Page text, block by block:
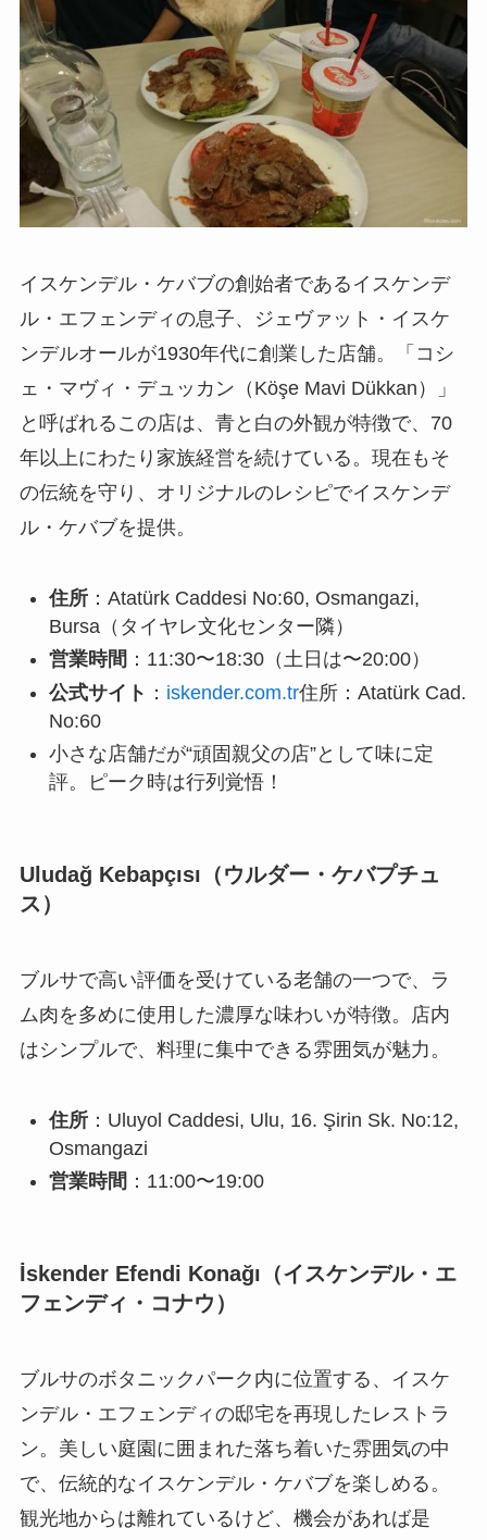
イスケンデル・ケバブの創始者であるイスケンデ
ル・エフェンディの息子、ジェヴァット・イスケ
ンデルオールが1930年代に創業した店舗。「コシ
ェ・マヴィ・デュッカン（Köşe Mavi Dükkan）」
と呼ばれるこの店は、青と白の外観が特徴で、70
年以上にわたり家族経営を続けている。現在もそ
の伝統を守り、オリジナルのレシピでイスケンデ
ル・ケバブを提供。
住所：Atatürk Caddesi No:60, Osmangazi,
Bursa（タイヤレ文化センター隣）
営業時間 ：11:30〜18:30（土日は〜20:00）
公式サイト ： iskender.com.tr住所：Atatürk Cad.
No:60
小さな店舗だが“頑固親父の店”として味に定
評。ピーク時は行列覚悟！
Uludağ Kebapçısı（ウルダー・ケバプチュ
ス）
ブルサで高い評価を受けている老舗の一つで、ラ
ム肉を多めに使用した濃厚な味わいが特徴。店内
はシンプルで、料理に集中できる雰囲気が魅力。
住所：Uluyol Caddesi, Ulu, 16. Şirin Sk. No:12,
Osmangazi
営業時間 ：11:00〜19:00
İskender Efendi Konağı（イスケンデル・エ
フェンディ・コナウ）
ブルサのボタニックパーク内に位置する、イスケ
ンデル・エフェンディの邸宅を再現したレストラ
ン。美しい庭園に囲まれた落ち着いた雰囲気の中
で、伝統的なイスケンデル・ケバブを楽しめる。
観光地からは離れているけど、機会があれば是